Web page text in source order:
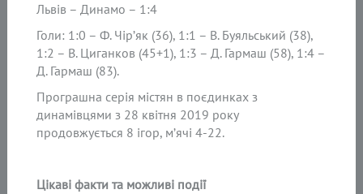
Львів – Динамо – 1:4
Голи: 1:0 – Ф. Чір’як (36), 1:1 – В. Буяльський (38),
1:2 – В. Циганков (45+1), 1:3 – Д. Гармаш (58), 1:4 –
Д. Гармаш (83).
Програшна серія містян в поєдинках з
динамівцями з 28 квітня 2019 року
продовжується 8 ігор, м’ячі 4-22.
Цікаві факти та можливі події